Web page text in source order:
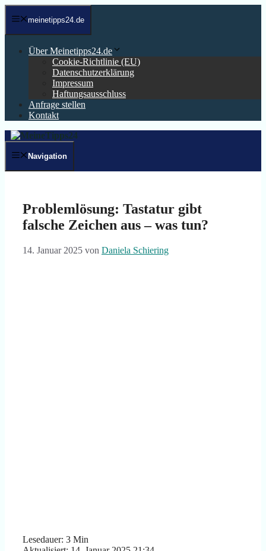
Zum
Inhalt meinetipps24.de
Über Meinetipps24.de
Cookie-Richtlinie (EU)
Datenschutzerklärung
Impressum
Haftungsausschluss
Anfrage stellen
Kontakt
Navigation
Problemlösung: Tastatur gibt
falsche Zeichen aus – was tun?
14. Januar 2025 von Daniela Schiering
Lesedauer: 3 Min